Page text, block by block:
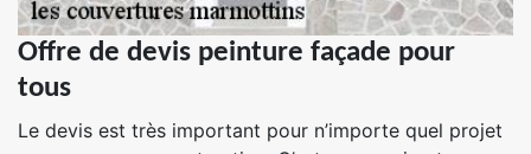
Offre de devis peinture façade pour
tous
Le devis est très important pour n’importe quel projet